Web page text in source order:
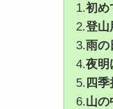
1.初め
2.登山
3.雨の
4.夜明
5. 四
6.山の